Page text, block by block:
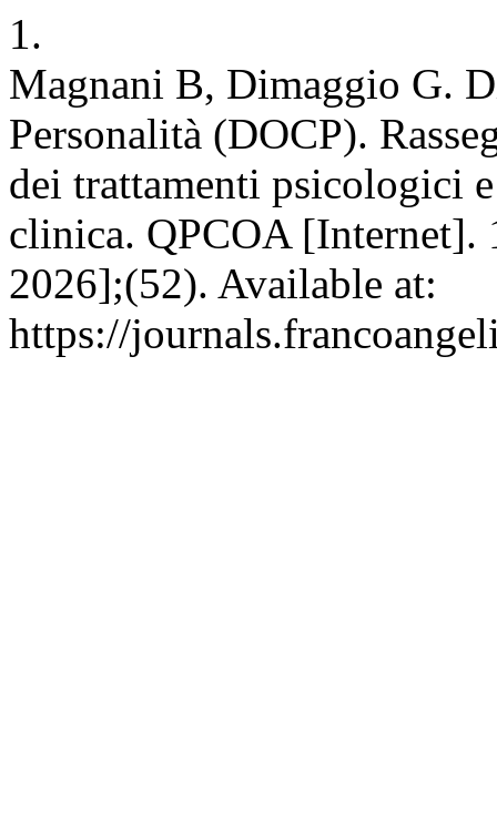
1.
Magnani B, Dimaggio G.
Personalità (DOCP).
dei trattamenti psicologici
clinica. QPCOA [Internet].
2026];(52). Available at:
https://